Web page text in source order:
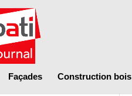
Façades Construction bois